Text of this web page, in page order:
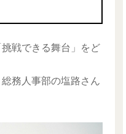
挑戦できる舞台」をど
務人事部の塩路さん